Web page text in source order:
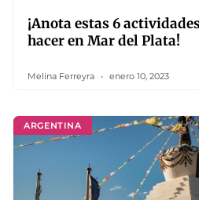
¡Anota estas 6
hacer en Mar del Plata!
Melina Ferreyra enero 10, 2023
ARGENTINA